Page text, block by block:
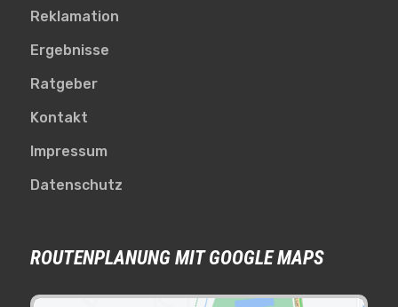
Reklamation
Ergebnisse
Ratgeber
Kontakt
Impressum
Datenschutz
ROUTENPLANUNG MIT GOOGLE MAPS